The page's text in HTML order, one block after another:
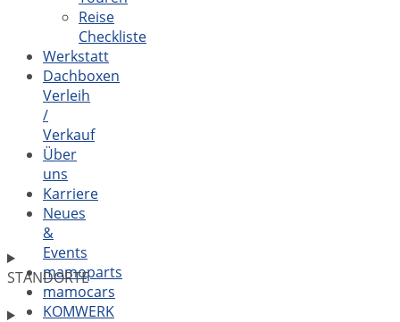
Reise
Checkliste
Werkstatt
Dachboxen
Verleih
/
Verkauf
Über
uns
Karriere
Neues
&
Events
mamoparts
mamocars
KOMWERK
STANDORTE